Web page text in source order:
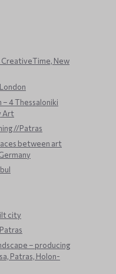
New
– 4 Thessaloniki
Art
//Patras
between art
city
– producing
Patras, Holon-